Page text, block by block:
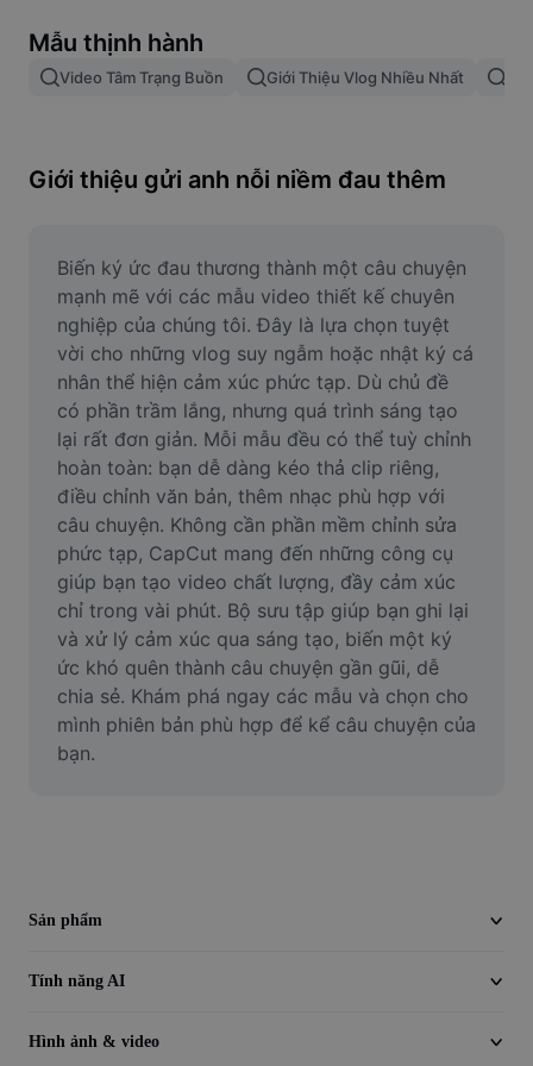
Gộp hình ảnh
Điều chỉnh kích thước hình ảnh
Công cụ tạo meme
AI Text Remover
AI People Remover
AI Inpainting
Face Cutout
Video
Xóa nền trong video
Nâng cao chất lượng
Trình chỉnh sửa video
Cắt video
Mẫu thịnh hành
Video Tâm Trạng Buồn Giới Thiệu Vlog Nhiều Nhất
Giới thiệu gửi anh nỗi niềm đau thêm
Biến ký ức đau thương thành một câu chuyện
mạnh mẽ với các mẫu video thiết kế chuyên
nghiệp của chúng tôi. Đây là lựa chọn tuyệt
vời cho những vlog suy ngẫm hoặc nhật ký cá
nhân thể hiện cảm xúc phức tạp. Dù chủ đề
có phần trầm lắng, nhưng quá trình sáng tạo
lại rất đơn giản. Mỗi mẫu đều có thể tuỳ chỉnh
hoàn toàn: bạn dễ dàng kéo thả clip riêng,
điều chỉnh văn bản, thêm nhạc phù hợp với
câu chuyện. Không cần phần mềm chỉnh sửa
phức tạp, CapCut mang đến những công cụ
giúp bạn tạo video chất lượng, đầy cảm xúc
chỉ trong vài phút. Bộ sưu tập giúp bạn ghi lại
và xử lý cảm xúc qua sáng tạo, biến một ký
ức khó quên thành câu chuyện gần gũi, dễ
chia sẻ. Khám phá ngay các mẫu và chọn cho
mình phiên bản phù hợp để kể câu chuyện của
bạn.
Sản phẩm
Tính năng AI
Hình ảnh & video